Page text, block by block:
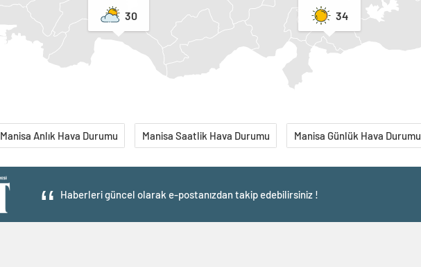
30
34
Manisa Anlık Hava Durumu Manisa Saatlik Hava Durumu Manisa Günlük Hava Durumu
Haberleri güncel olarak e-postanızdan takip edebilirsiniz !